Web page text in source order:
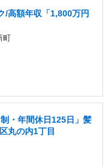
/高額年収「1,800万円
町
・年間休日125日」髪
丸の内1丁目